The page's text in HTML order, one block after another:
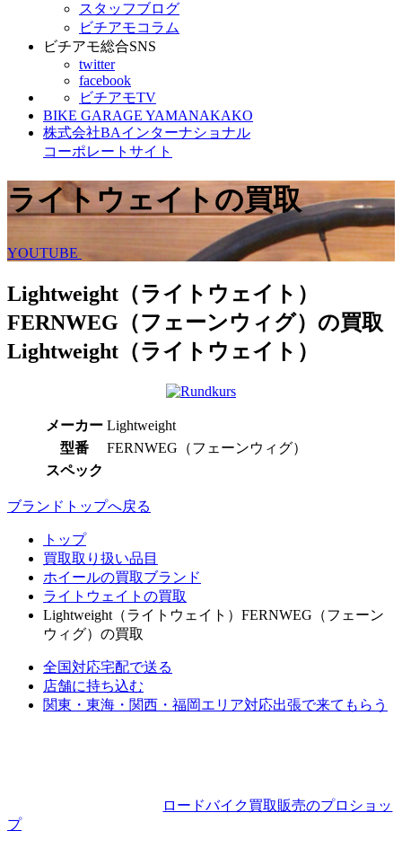
スタッフブログ
ビチアモコラム
ビチアモ総合SNS
twitter
facebook
ビチアモTV
BIKE GARAGE YAMANAKAKO
株式会社BAインターナショナル
コーポレートサイト
ライトウェイトの買取
YOUTUBE
Lightweight（ライトウェイト）
FERNWEG（フェーンウィグ）の買取
Lightweight（ライトウェイト）
メーカー Lightweight
型番
FERNWEG（フェーンウィグ）
スペック
ブランドトップへ戻る
トップ
買取取り扱い品目
ホイールの買取ブランド
ライトウェイトの買取
Lightweight（ライトウェイト）FERNWEG（フェーン
ウィグ）の買取
全国対応宅配で送る
店舗に持ち込む
関東・東海・関西・福岡エリア対応出張で来てもらう
ロードバイク買取販売のプロショッ
プ